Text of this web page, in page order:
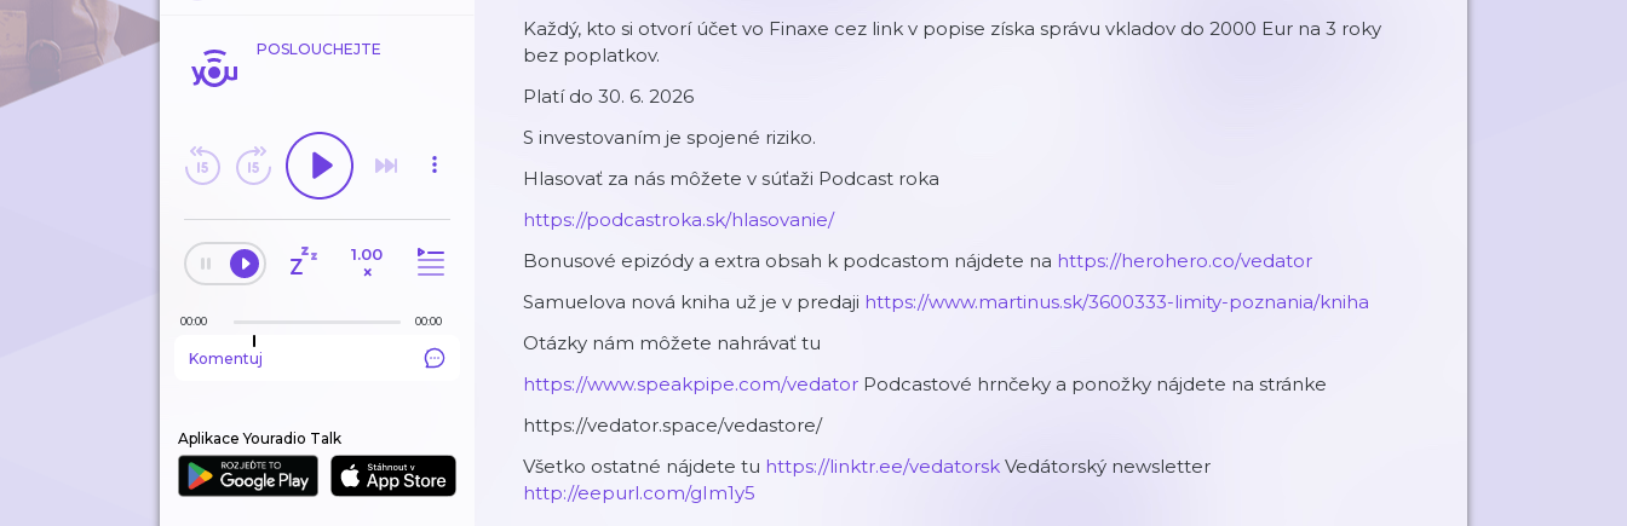
POSLOUCHEJTE
1.00
×
00:00 00:00
Komentuj
Aplikace Youradio Talk
Každý, kto si otvorí účet vo Finaxe cez link v popise získa správu vkladov do 2000 Eur na 3 roky
bez poplatkov.
Platí do 30. 6. 2026
S investovaním je spojené riziko.
Hlasovať za nás môžete v súťaži Podcast roka
https://podcastroka.sk/hlasovanie/
Bonusové epizódy a extra obsah k podcastom nájdete na https://herohero.co/vedator
Samuelova nová kniha už je v predaji https://www.martinus.sk/3600333-limity-poznania/kniha
Otázky nám môžete nahrávať tu
https://www.speakpipe.com/vedator Podcastové hrnčeky a ponožky nájdete na stránke
https://vedator.space/vedastore/
Všetko ostatné nájdete tu https://linktr.ee/vedatorsk Vedátorský newsletter
http://eepurl.com/gIm1y5